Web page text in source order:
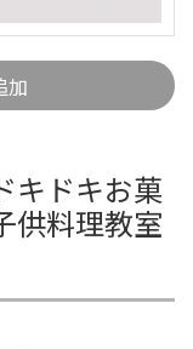
加
キドキお菓
供料理教室